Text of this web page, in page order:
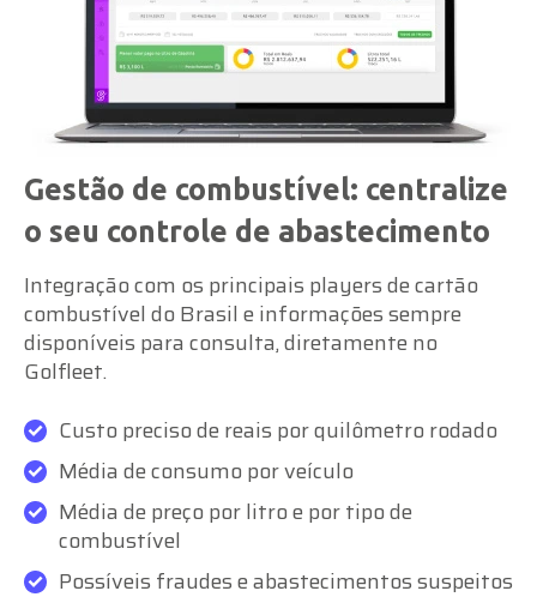
Gestão de combustível: centralize
o seu controle de abastecimento
Integração com os principais players de cartão
combustível do Brasil e informações sempre
disponíveis para consulta, diretamente no
Golfleet.
Custo preciso de reais por quilômetro rodado
Média de consumo por veículo
Média de preço por litro e por tipo de
combustível
Possíveis fraudes e abastecimentos suspeitos